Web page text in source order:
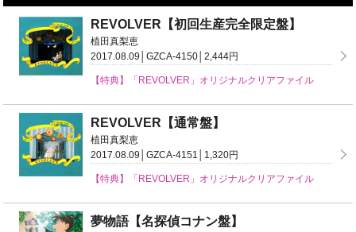
REVOLVER【初回生産完全限定盤】
植田真梨恵
2017.08.09│GZCA-4150│2,444円
【特典】「REVOLVER」オリジナルクリアファイル
REVOLVER【通常盤】
植田真梨恵
2017.08.09│GZCA-4151│1,320円
【特典】「REVOLVER」オリジナルクリアファイル
夢物語【名探偵コナン盤】